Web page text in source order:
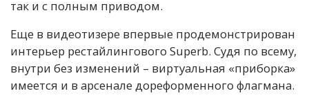
так и с полным приводом.
Еще в видеотизере впервые продемонстрирован
интерьер рестайлингового Superb. Судя по всему,
внутри без изменений – виртуальная «приборка»
имеется и в арсенале дореформенного флагмана.